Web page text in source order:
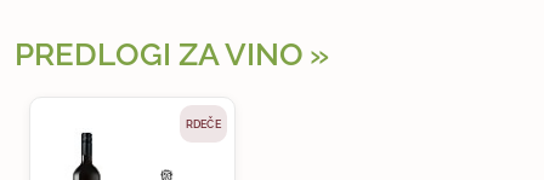
PREDLOGI ZA VINO
RDEČE